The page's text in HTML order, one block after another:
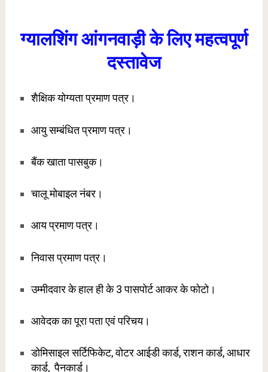
ग्यालशिंग आंगनवाड़ी के लिए महत्वपूर्ण
दस्तावेज
शैक्षिक योग्यता प्रमाण पत्र।
आयु सम्बंधित प्रमाण पत्र।
बैंक खाता पासबुक।
चालू मोबाइल नंबर।
आय प्रमाण पत्र।
निवास प्रमाण पत्र।
उम्मीदवार के हाल ही के 3 पासपोर्ट आकर के फोटो।
आवेदक का पूरा पता एवं परिचय।
डोमिसाइल सर्टिफिकेट, वोटर आईडी कार्ड, राशन कार्ड, आधार
कार्ड, पैनकार्ड।